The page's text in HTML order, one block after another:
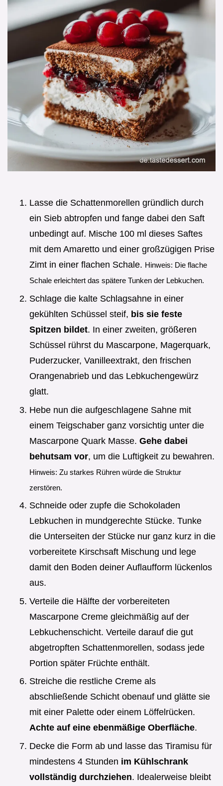
Lasse die Schattenmorellen gründlich durch
ein Sieb abtropfen und fange dabei den Saft
unbedingt auf. Mische 100 ml dieses Saftes
mit dem Amaretto und einer großzügigen Prise
Zimt in einer flachen Schale. Hinweis: Die flache
Schale erleichtert das spätere Tunken der Lebkuchen.
Schlage die kalte Schlagsahne in einer
gekühlten Schüssel steif, bis sie feste
Spitzen bildet. In einer zweiten, größeren
Schüssel rührst du Mascarpone, Magerquark,
Puderzucker, Vanilleextrakt, den frischen
Orangenabrieb und das Lebkuchengewürz
glatt.
Hebe nun die aufgeschlagene Sahne mit
einem Teigschaber ganz vorsichtig unter die
Mascarpone Quark Masse. Gehe dabei
behutsam vor, um die Luftigkeit zu bewahren.
Hinweis: Zu starkes Rühren würde die Struktur
zerstören.
Schneide oder zupfe die Schokoladen
Lebkuchen in mundgerechte Stücke. Tunke
die Unterseiten der Stücke nur ganz kurz in die
vorbereitete Kirschsaft Mischung und lege
damit den Boden deiner Auflaufform lückenlos
aus.
Verteile die Hälfte der vorbereiteten
Mascarpone Creme gleichmäßig auf der
Lebkuchenschicht. Verteile darauf die gut
abgetropften Schattenmorellen, sodass jede
Portion später Früchte enthält.
Streiche die restliche Creme als
abschließende Schicht obenauf und glätte sie
mit einer Palette oder einem Löffelrücken.
Achte auf eine ebenmäßige Oberfläche.
Decke die Form ab und lasse das Tiramisu für
mindestens 4 Stunden im Kühlschrank
vollständig durchziehen. Idealerweise bleibt